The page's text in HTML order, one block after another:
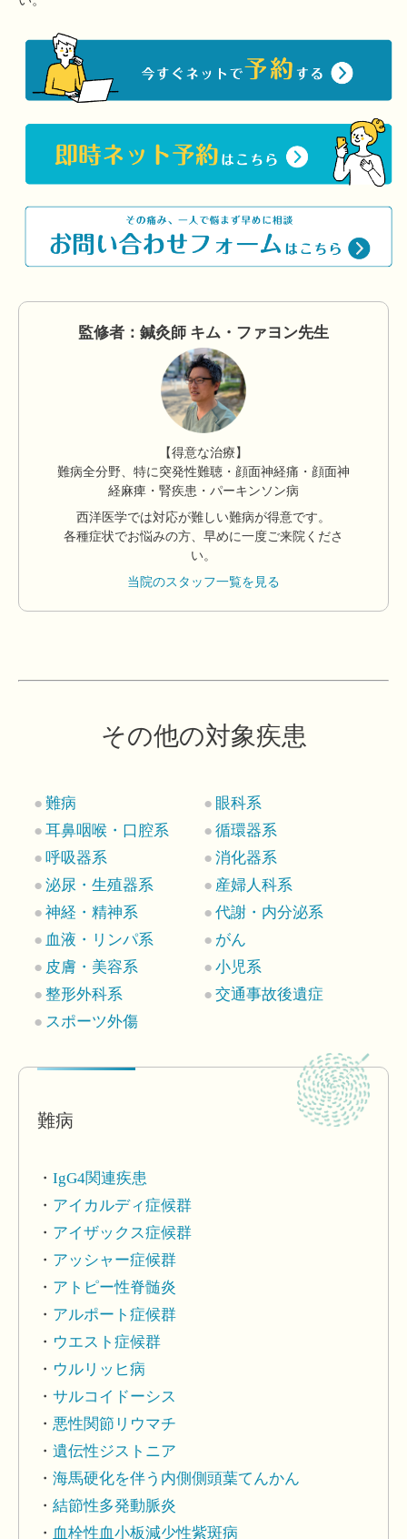
監修者：鍼灸師 キム・ファヨン先生
【得意な治療】
難病全分野、特に突発性難聴・顔面神経痛・顔面神
経麻痺・腎疾患・パーキンソン病
西洋医学では対応が難しい難病が得意です。
各種症状でお悩みの方、早めに一度ご来院くださ
い。
当院のスタッフ一覧を見る
その他の対象疾患
難病
眼科系
耳鼻咽喉・口腔系
循環器系
呼吸器系
消化器系
泌尿・生殖器系
産婦人科系
神経・精神系
代謝・内分泌系
血液・リンパ系
がん
皮膚・美容系
小児系
整形外科系
交通事故後遺症
スポーツ外傷
難病
IgG4関連疾患
アイカルディ症候群
アイザックス症候群
アッシャー症候群
アトピー性脊髄炎
アルポート症候群
ウエスト症候群
ウルリッヒ病
サルコイドーシス
悪性関節リウマチ
遺伝性ジストニア
海馬硬化を伴う内側側頭葉てんかん
結節性多発動脈炎
血栓性血小板減少性紫斑病